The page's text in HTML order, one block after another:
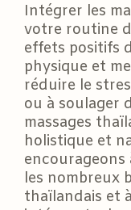
Intégrer les
votre routine
effets positifs
physique et
réduire le
ou à soulager
massages
holistique et
encourageons
les nombreux
thaïlandais et